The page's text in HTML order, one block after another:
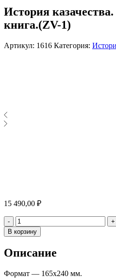
История
книга.(ZV-1)
Артикул: 1616 Категория:
15 490,00 ₽
- Количество
+
В корзину
Описание
Формат — 165х240 мм.